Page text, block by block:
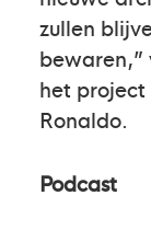
zullen
bewaren,”
het project
Ronaldo.
Podcast